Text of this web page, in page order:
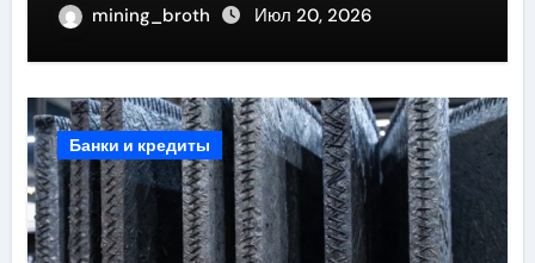
mining_broth Июл 20, 2026
Банки и кредиты